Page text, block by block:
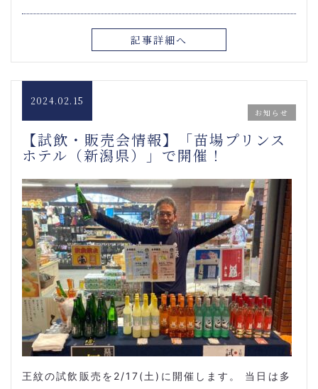
記事詳細へ
2024.02.15
お知らせ
【試飲・販売会情報】「苗場プリンス
ホテル（新潟県）」で開催！
王紋の試飲販売を2/17(土)に開催します。 当日は多